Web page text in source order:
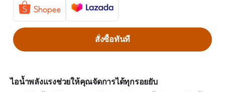
ไอน้ำพลังแรงช่วยให้คุณจัดการได้ทุกรอยยับ
สั่งซื้อทันที